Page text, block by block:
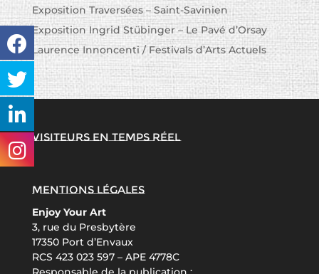
Exposition Traversées – Saint-Savinien
Exposition Ingrid Stübinger – Le Pavé d’Orsay
Laurence Innoncenti / Festivals d’Arts Actuels
Visiteurs en temps réel
Mentions légales
Enjoy Your Art
3, rue du Presbytère
17350 Port d’Envaux
RCS 423 023 597 – APE 4778C